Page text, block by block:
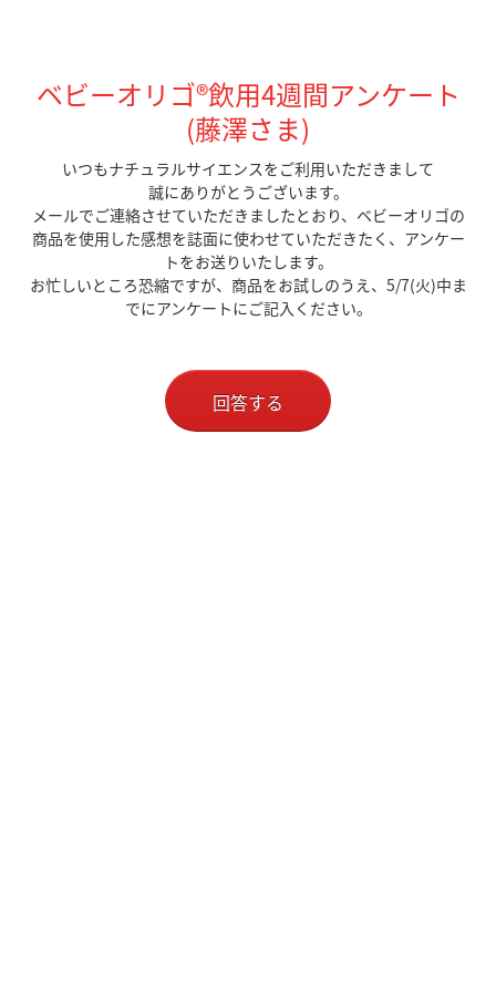
ベビーオリゴ®飲用4週間アンケート
(藤澤さま)
いつもナチュラルサイエンスをご利用いただきまして
誠にありがとうございます。
メールでご連絡させていただきましたとおり、ベビーオリゴの
商品を使用した感想を誌面に使わせていただきたく、アンケー
トをお送りいたします。
お忙しいところ恐縮ですが、商品をお試しのうえ、5/7(火)中ま
でにアンケートにご記入ください。
回答する